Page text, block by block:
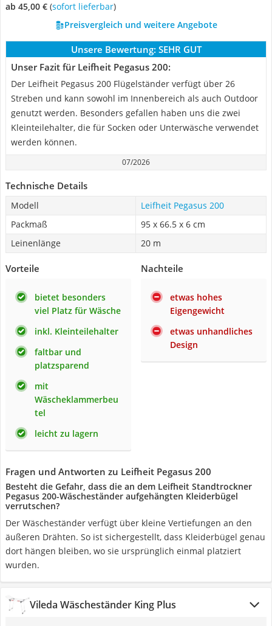
ab 45,00 € ( Sofort lieferbar)
Preisvergleich und weitere Angebote
Unsere Bewertung: SEHR GUT
Unser Fazit für Leifheit Pegasus 200:
Der Leifheit Pegasus 200 Flügelständer verfügt über 26
Streben und kann sowohl im Innenbereich als auch Outdoor
genutzt werden. Besonders gefallen haben uns die zwei
Kleinteilehalter, die für Socken oder Unterwäsche verwendet
werden können.
07/2026
Technische Details
Modell
Leifheit Pegasus 200
Packmaß
95 x 66.5 x 6 cm
Leinenlänge
20 m
Vorteile
bietet besonders
viel Platz für Wäsche
inkl. Kleinteilehalter
faltbar und
platzsparend
mit
Wäscheklammerbeu
tel
leicht zu lagern
Nachteile
etwas hohes
Eigengewicht
etwas unhandliches
Design
Fragen und Antworten zu Leifheit Pegasus 200
Besteht die Gefahr, dass die an dem Leifheit Standtrockner
Pegasus 200-Wäscheständer aufgehängten Kleiderbügel
verrutschen?
Der Wäscheständer verfügt über kleine Vertiefungen an den
äußeren Drähten. So ist sichergestellt, dass Kleiderbügel genau
dort hängen bleiben, wo sie ursprünglich einmal platziert
wurden.
Vileda Wäscheständer King Plus